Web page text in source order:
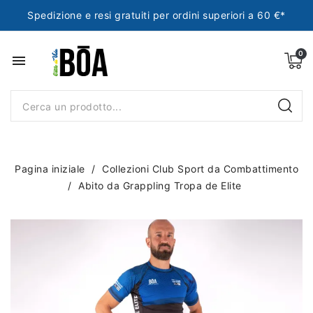
Spedizione e resi gratuiti per ordini superiori a 60 €*
menu
Pagina iniziale
Collezioni Club Sport da Combattimento
Abito da Grappling Tropa de Elite